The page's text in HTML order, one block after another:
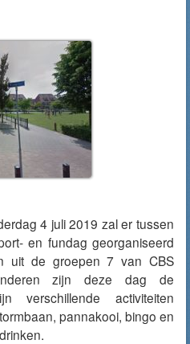
4 juli 2019 zal er tussen
en fundag georganiseerd
uit de groepen 7 van CBS
zijn deze dag de
verschillende activiteiten
pannakooi, bingo en